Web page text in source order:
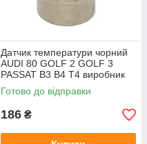
Датчик температури чорний
AUDI 80 GOLF 2 GOLF 3
PASSAT B3 B4 T4 виробник
TOPRAN Німеччина
Готово до відправки
186 ₴